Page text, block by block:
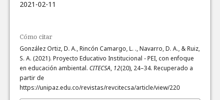
2021-02-11
Cómo citar
González Ortiz, D. A., Rincón Camargo, L. ., Navarro, D. A., & Ruiz,
S. A. (2021). Proyecto Educativo Institucional - PEI, con enfoque
en educación ambiental.CITECSA, 12(20), 24–34. Recuperado a
partir de
https://unipaz.edu.co/revistas/revcitecsa/article/view/220